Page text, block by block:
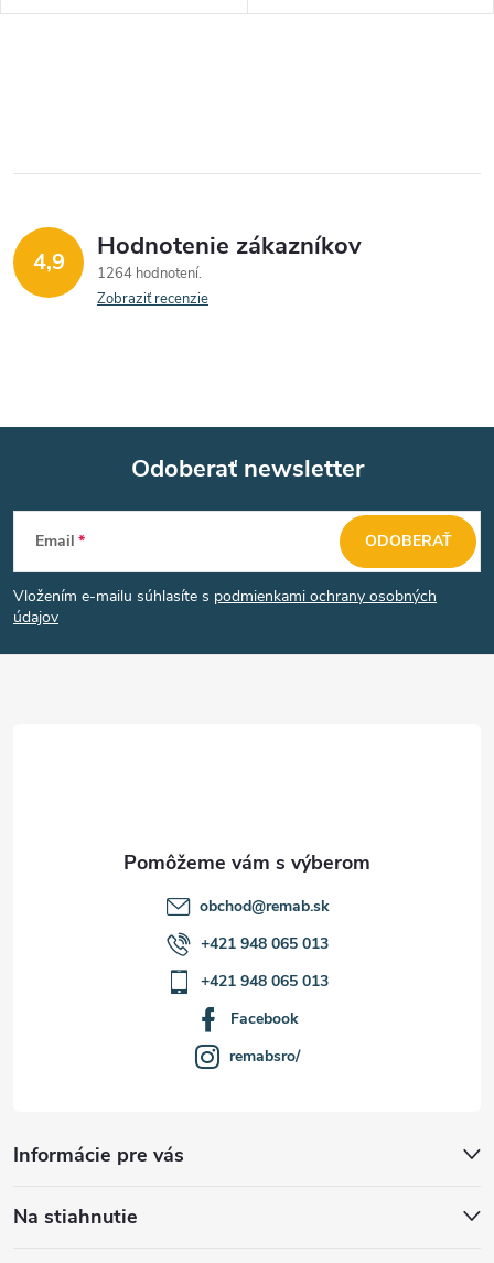
l
d
a
e
r
v
k
y
4,9 Hodnotenie zákazníkov
1264 hodnotení
Zobraziť recenzie
Z
á
p
Odoberať newsletter
Email
Vložením e-mailu súhlasíte s podmienkami ochrany osobných
údajov
ODOBERAŤ
Informácie pre vás
Na stiahnutie
obchod@remab.sk
+421 948 065 013
+421 948 065 013
Facebook
remabsro/